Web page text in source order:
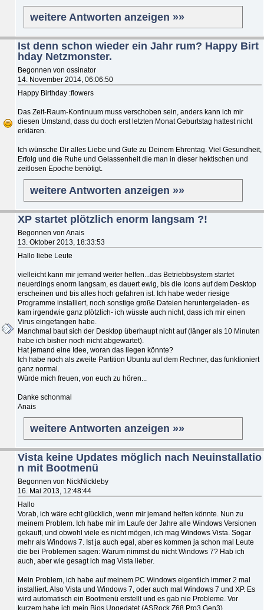
weitere Antworten anzeigen »»
Ist denn schon wieder ein Jahr rum? Happy Birt
hday Netzmonster.
Begonnen von ossinator
14. November 2014, 06:06:50
Happy Birthday :flowers
Das Zeit-Raum-Kontinuum muss verschoben sein, anders kann ich mir
diesen Umstand, dass du doch erst letzten Monat Geburtstag hattest nicht
erklären.
Ich wünsche Dir alles Liebe und Gute zu Deinem Ehrentag. Viel Gesundheit,
Erfolg und die Ruhe und Gelassenheit die man in dieser hektischen und
zeitlosen Epoche benötigt.
weitere Antworten anzeigen »»
XP startet plötzlich enorm langsam ?!
Begonnen von Anais
13. Oktober 2013, 18:33:53
Hallo liebe Leute
vielleicht kann mir jemand weiter helfen...das Betriebbsystem startet
neuerdings enorm langsam, es dauert ewig, bis die Icons auf dem Desktop
erscheinen und bis alles hoch gefahren ist. Ich habe weder riesige
Programme installiert, noch sonstige große Dateien heruntergeladen- es
kam irgendwie ganz plötzlich- ich wüsste auch nicht, dass ich mir einen
Virus eingefangen habe.
Manchmal baut sich der Desktop überhaupt nicht auf (länger als 10 Minuten
habe ich bisher noch nicht abgewartet).
Hat jemand eine Idee, woran das liegen könnte?
Ich habe noch als zweite Partition Ubuntu auf dem Rechner, das funktioniert
ganz normal.
Würde mich freuen, von euch zu hören...
Danke schonmal
Anais
weitere Antworten anzeigen »»
Vista keine Updates möglich nach Neuinstallatio
n mit Bootmenü
Begonnen von NickNickleby
16. Mai 2013, 12:48:44
Hallo
Vorab, ich wäre echt glücklich, wenn mir jemand helfen könnte. Nun zu
meinem Problem. Ich habe mir im Laufe der Jahre alle Windows Versionen
gekauft, und obwohl viele es nicht mögen, ich mag Windows Vista. Sogar
mehr als Windows 7. Ist ja auch egal, aber es kommen ja schon mal Leute
die bei Problemen sagen: Warum nimmst du nicht Windows 7? Hab ich
auch, aber wie gesagt ich mag Vista lieber.
Mein Problem, ich habe auf meinem PC Windows eigentlich immer 2 mal
installiert. Also Vista und Windows 7, oder auch mal Windows 7 und XP. Es
wird automatisch ein Bootmenü erstellt und es gab nie Probleme. Vor
kurzem habe ich mein Bios Upgedatet (ASRock Z68 Pro3 Gen3).